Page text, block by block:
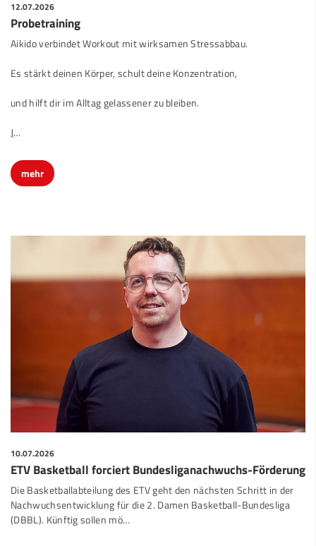
12.07.2026
Probetraining
Aikido verbindet Workout mit wirksamen Stressabbau.
Es stärkt deinen Körper, schult deine Konzentration,
und hilft dir im Alltag gelassener zu bleiben.
J…
mehr
10.07.2026
ETV Basketball forciert Bundesliganachwuchs-Förderung
Die Basketballabteilung des ETV geht den nächsten Schritt in der
Nachwuchsentwicklung für die 2. Damen Basketball-Bundesliga
(DBBL). Künftig sollen mö…